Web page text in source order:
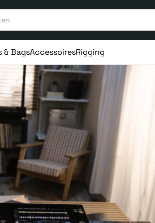
& BagsAccessoiresRigging
ervaring Vanaf 75€ gratis verstuurd